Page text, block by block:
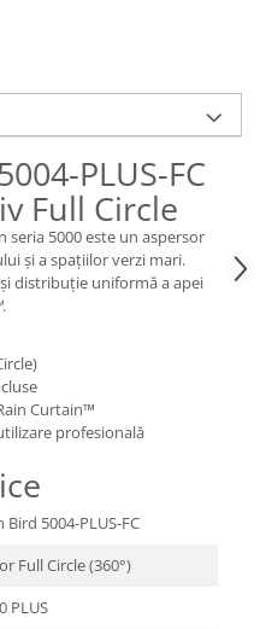
PLUS-FC
Full Circle
seria 5000 este un aspersor
și a spațiilor verzi mari.
distribuție uniformă a apei
.
Curtain™
profesională
Bird 5004-PLUS-FC
Full Circle (360°)
PLUS